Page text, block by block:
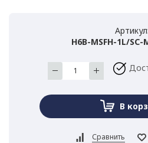
Артикул:
H6B-MSFH-1L/SC-